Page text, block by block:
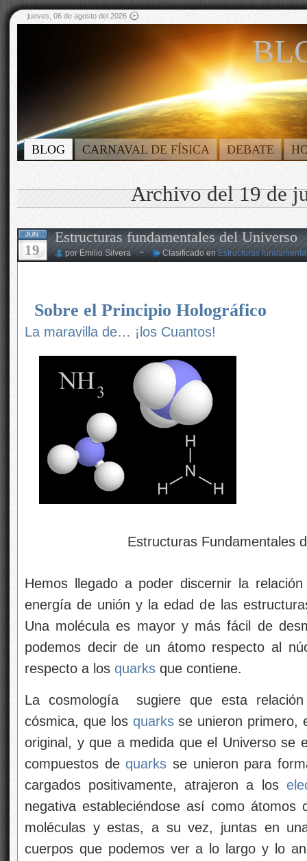
jueves, 06 de agosto del 2026
BLOG CARNAVAL DE FÍSICA DEBATE
Archivo del 19 de
JUN
19
Estructuras fundamentales del Universo
por Emilio Silvera ~ Clasificado enEstructuras
Sobre el Principio Holográfico
La maravilla de… ¡los Cuantos!
Estructuras Fundamentales de
Hemos llegado a poder discernir la
energía de unión y la edad de las
Una molécula es mayor y más fácil de
podemos decir de un átomo respecto al
respecto a los quarks que contiene.
La cosmología sugiere que esta
cósmica, que los quarksse unieron primero,
original, y que a medida que el Universo se
compuestos dequarks se unieron para
cargados positivamente, atrajeron a los
negativa estableciéndose así como átomos
moléculas y estas, a su vez, juntas en
cuerpos que podemos ver a lo largo y lo